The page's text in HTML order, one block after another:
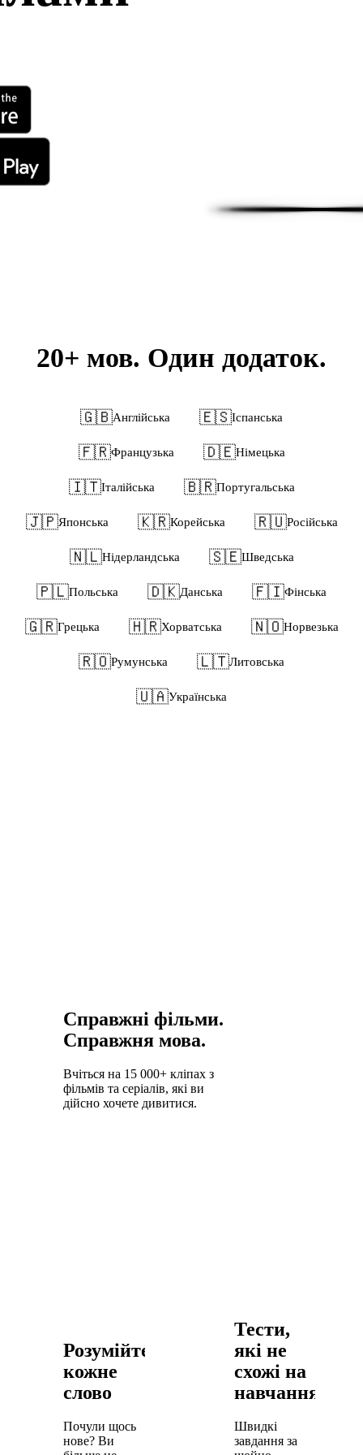
20+ мов. Один додаток.
🇬🇧Англійська 🇪🇸Іспанська
🇫🇷Французька 🇩🇪Німецька
🇮🇹Італійська 🇧🇷Португальська
🇯🇵Японська 🇰🇷Корейська 🇷🇺Російська
🇳🇱Нідерландська 🇸🇪Шведська
🇵🇱Польська 🇩🇰Данська 🇫🇮Фінська
🇬🇷Грецька 🇭🇷Хорватська 🇳🇴Норвезька
🇷🇴Румунська 🇱🇹Литовська
🇺🇦Українська
Справжні фільми.
Справжня мова.
Вчіться на 15 000+ кліпах з
фільмів та серіалів, які ви
дійсно хочете дивитися.
Розумійте
кожне
слово
Почули щось
нове? Ви
Тести,
які не
схожі на
навчання
Швидкі
завдання за